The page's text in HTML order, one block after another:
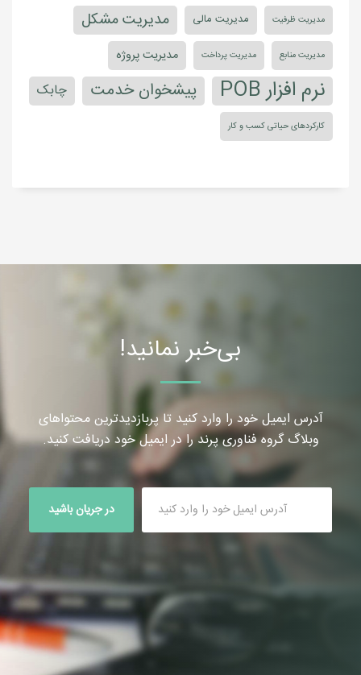
مدیریت ظرفیت مدیریت مالی مدیریت مشکل
مدیریت منابع مدیریت پرداخت مدیریت پروژه
نرم افزار POB پیشخوان خدمت چابک
کارکردهای حیاتی کسب و کار
بی‌خبر نمانید!
آدرس ایمیل خود را وارد کنید تا پربازدیدترین محتواهای
وبلاگ گروه فناوری پرند را در ایمیل خود دریافت کنید.
در جریان باشید